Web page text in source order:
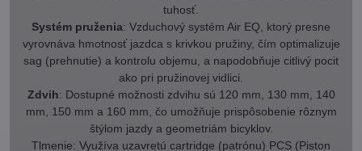
tuhosť.
Systém pruženia: Vzduchový systém Air EQ, ktorý presne
vyrovnáva hmotnosť jazdca s krivkou pružiny, čím optimalizuje
sag (prehnutie) a kontrolu objemu, a napodobňuje citlivý pocit
ako pri pružinovej vidlici.
Zdvih: Dostupné možnosti zdvihu sú 120 mm, 130 mm, 140
mm, 150 mm a 160 mm, čo umožňuje prispôsobenie rôznym
štýlom jazdy a geometriám bicyklov.
Tlmenie: Využíva uzavretú cartridge (patrónu) PCS (Piston